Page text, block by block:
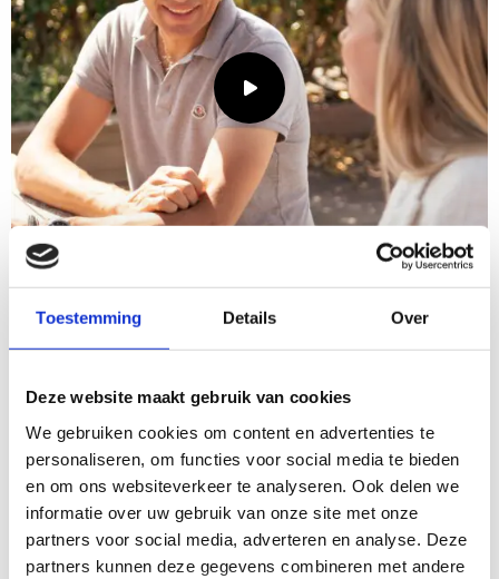
Toestemming Details Over
Deze website maakt gebruik van cookies
We gebruiken cookies om content en advertenties te
personaliseren, om functies voor social media te bieden
en om ons websiteverkeer te analyseren. Ook delen we
informatie over uw gebruik van onze site met onze
partners voor social media, adverteren en analyse. Deze
partners kunnen deze gegevens combineren met andere
Speel
video
af
Waarom de naam Proud
People